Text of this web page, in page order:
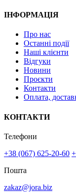
ІНФОРМАЦІЯ
Про нас
Останні події
Наші клієнти
Відгуки
Новини
Проєкти
Контакти
Оплата,
КОНТАКТИ
Телефони
+38 (067) 625-20-60
Пошта
zakaz@jora.biz